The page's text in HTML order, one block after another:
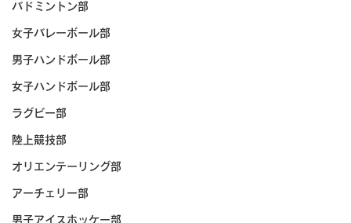
バドミントン部
女子バレーボール部
男子ハンドボール部
女子ハンドボール部
ラグビー部
陸上競技部
オリエンテーリング部
アーチェリー部
男子アイスホッケー部